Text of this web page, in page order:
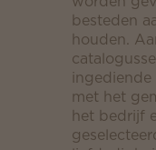
besteden
houden.
met het
het bedrijf